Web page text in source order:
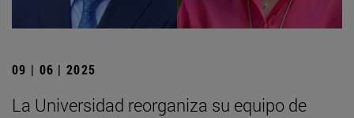
09 | 06 | 2025
La Universidad reorganiza su equipo de